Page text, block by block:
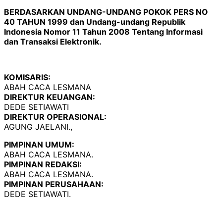
BERDASARKAN UNDANG-UNDANG POKOK PERS NO
40 TAHUN 1999 dan Undang-undang Republik
Indonesia Nomor 11 Tahun 2008 Tentang Informasi
dan Transaksi Elektronik.
KOMISARIS:
ABAH CACA LESMANA
DIREKTUR KEUANGAN:
DEDE SETIAWATI
DIREKTUR OPERASIONAL:
AGUNG JAELANI.,
PIMPINAN UMUM:
ABAH CACA LESMANA.
PIMPINAN REDAKSI:
ABAH CACA LESMANA.
PIMPINAN PERUSAHAAN:
DEDE SETIAWATI.